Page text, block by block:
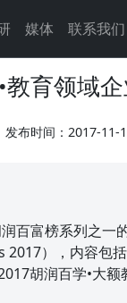
媒体 联系我们
育领域企
发布时间：2017-11-
百富榜系列之一
），内容包
胡润百学•大